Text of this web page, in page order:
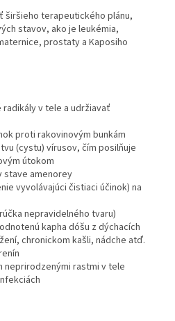
širšieho terapeutického plánu,
stavov, ako je leukémia,
prostaty a Kaposiho
v tele a udržiavať
proti rakovinovým bunkám
(cystu) vírusov, čím posilňuje
útokom
stave amenorey
vyvolávajúci čistiaci účinok) na
nepravidelného tvaru)
kapha dóšu z dýchacích
chronickom kašli, nádche atď.
neprirodzenými rastmi v tele